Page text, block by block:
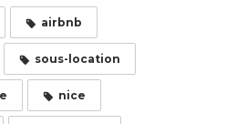
airbnb
sous-location
nice